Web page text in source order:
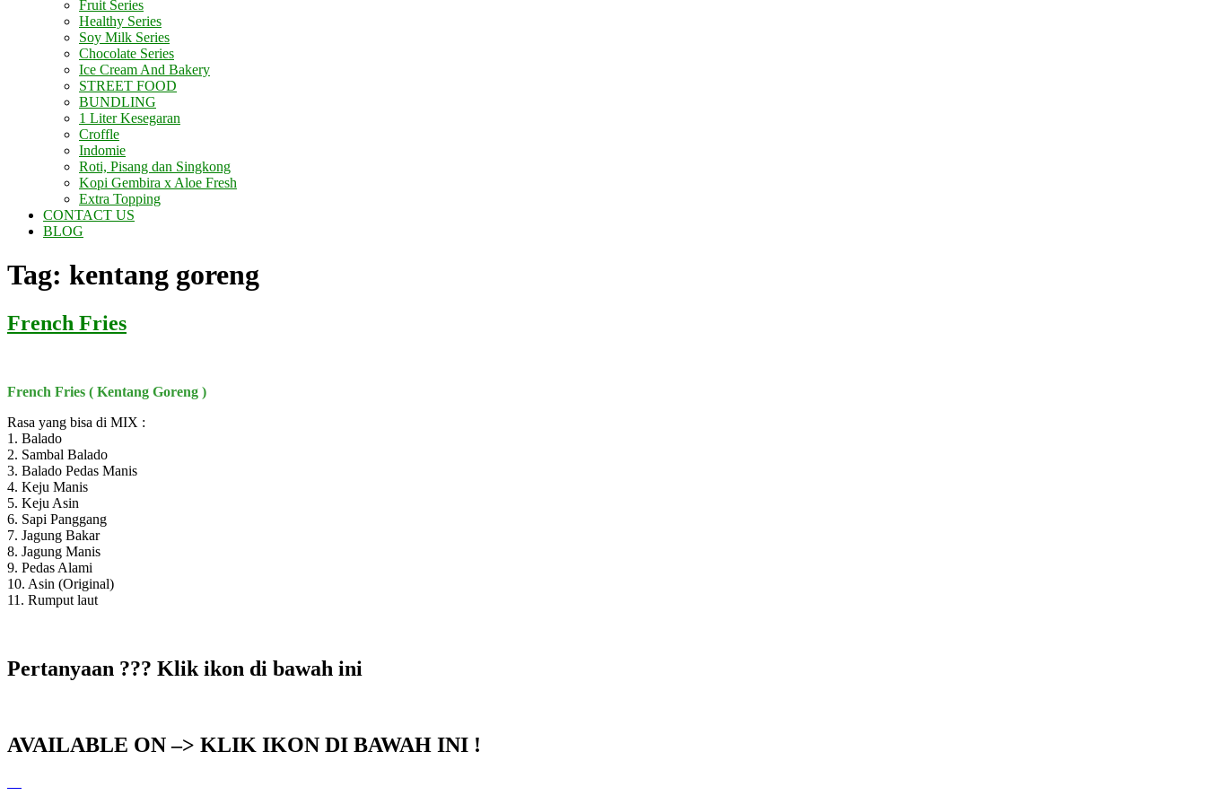
Fruit Series
Healthy Series
Soy Milk Series
Chocolate Series
Ice Cream And Bakery
STREET FOOD
BUNDLING
1 Liter Kesegaran
Croffle
Indomie
Roti, Pisang dan Singkong
Kopi Gembira x Aloe Fresh
Extra Topping
CONTACT US
BLOG
Tag: kentang goreng
French Fries
French Fries ( Kentang Goreng )
Rasa yang bisa di MIX :
1. Balado
2. Sambal Balado
3. Balado Pedas Manis
4. Keju Manis
5. Keju Asin
6. Sapi Panggang
7. Jagung Bakar
8. Jagung Manis
9. Pedas Alami
10. Asin (Original)
11. Rumput laut
Pertanyaan ??? Klik ikon di bawah ini
AVAILABLE ON –> KLIK IKON DI BAWAH INI !